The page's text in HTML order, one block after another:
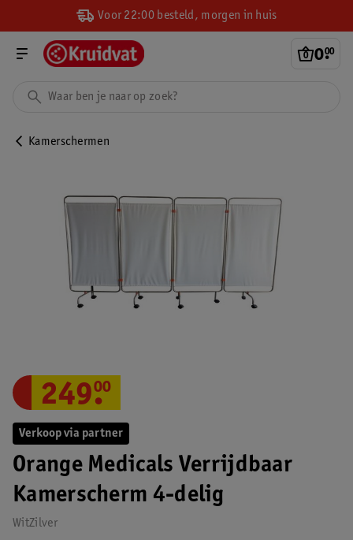
Voor 22:00 besteld, morgen in huis
0.
00
Kamerschermen
Verkoop via partner
Orange Medicals Verrijdbaar
Kamerscherm 4-delig
WitZilver
249.
00